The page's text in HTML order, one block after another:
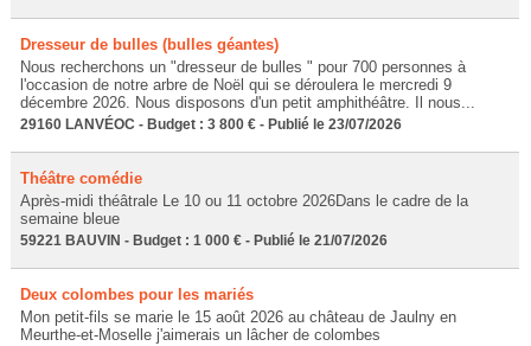
Dresseur de bulles (bulles géantes)
Nous recherchons un "dresseur de bulles " pour 700 personnes à
l'occasion de notre arbre de Noël qui se déroulera le mercredi 9
décembre 2026. Nous disposons d'un petit amphithéâtre. Il nous...
29160 LANVÉOC - Budget : 3 800 € - Publié le 23/07/2026
Théâtre comédie
Après-midi théâtrale Le 10 ou 11 octobre 2026Dans le cadre de la
semaine bleue
59221 BAUVIN - Budget : 1 000 € - Publié le 21/07/2026
Deux colombes pour les mariés
Mon petit-fils se marie le 15 août 2026 au château de Jaulny en
Meurthe-et-Moselle j'aimerais un lâcher de colombes